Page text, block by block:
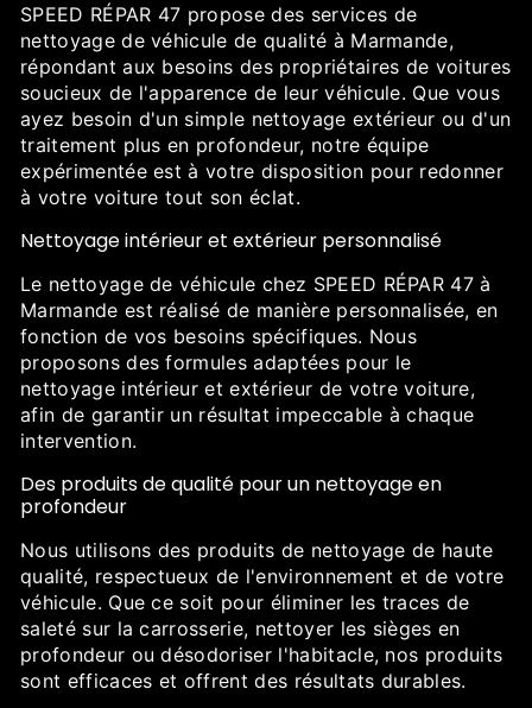
SPEED RÉPAR 47 propose des services de
nettoyage de véhicule de qualité à Marmande,
répondant aux besoins des propriétaires de voitures
soucieux de l'apparence de leur véhicule. Que vous
ayez besoin d'un simple nettoyage extérieur ou d'un
traitement plus en profondeur, notre équipe
expérimentée est à votre disposition pour redonner
à votre voiture tout son éclat.
Nettoyage intérieur et extérieur personnalisé
Le nettoyage de véhicule chez SPEED RÉPAR 47 à
Marmande est réalisé de manière personnalisée, en
fonction de vos besoins spécifiques. Nous
proposons des formules adaptées pour le
nettoyage intérieur et extérieur de votre voiture,
afin de garantir un résultat impeccable à chaque
intervention.
Des produits de qualité pour un nettoyage en
profondeur
Nous utilisons des produits de nettoyage de haute
qualité, respectueux de l'environnement et de votre
véhicule. Que ce soit pour éliminer les traces de
saleté sur la carrosserie, nettoyer les sièges en
profondeur ou désodoriser l'habitacle, nos produits
sont efficaces et offrent des résultats durables.